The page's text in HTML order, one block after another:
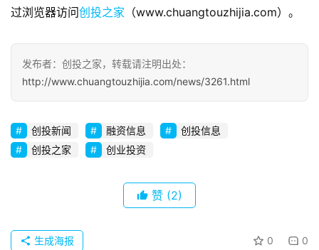
过浏览器访问创投之家 （www.chuangtouzhijia.com）。
发布者：创投之家，转载请注明出处：
http://www.chuangtouzhijia.com/news/3261.html
创投新闻 融资信息
创投信息
创投之家
创业投资
赞 (2)
0 0
生成海报